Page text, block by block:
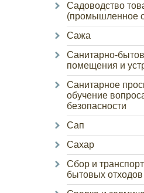
Садоводство
(промышленное
Сажа
Санитарно-
помещения и
Санитарное
обучение
безопасности
Сап
Сахар
Сбор и
бытовых отходов